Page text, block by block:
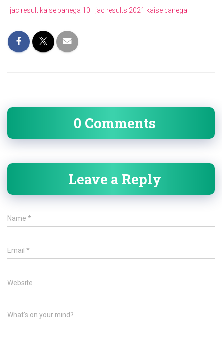
jac result kaise banega 10
jac results 2021 kaise banega
0 Comments
Leave a Reply
Name *
Email *
Website
What's on your mind?